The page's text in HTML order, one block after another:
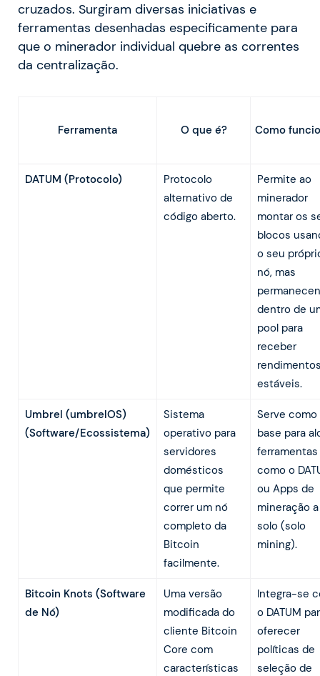
cruzados. Surgiram diversas iniciativas e
ferramentas desenhadas especificamente para
que o minerador individual quebre as correntes
da centralização.
Ferramenta O que é? Como
DATUM (Protocolo)
Protocolo
alternativo de
código aberto.
Permite ao
minerador
montar os
blocos
o seu
nó, mas
dentro de
pool para
receber
estáveis.
Umbrel (umbrelOS)
(Software/Ecossistema)
Sistema
operativo para
servidores
domésticos
que permite
correr um nó
completo da
Bitcoin
facilmente.
Serve como
base para
ferramentas
como o
ou Apps de
mineração a
solo (solo
mining).
Bitcoin Knots (Software
de Nó)
Uma versão
modificada do
cliente Bitcoin
Core com
características
Integra-se
o DATUM
oferecer
políticas de
seleção de